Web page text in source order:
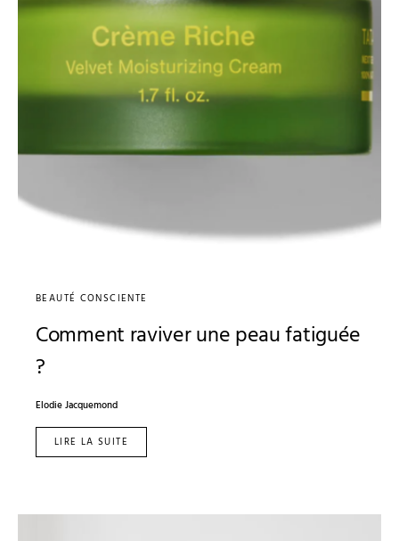
BEAUTÉ CONSCIENTE
Comment raviver une peau fatiguée
?
Elodie Jacquemond
LIRE LA SUITE